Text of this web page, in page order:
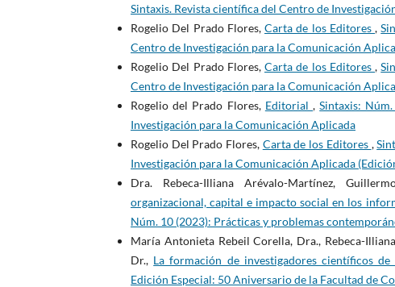
Sintaxis. Revista científica del Centro de
Rogelio Del Prado Flores, Carta de los Editores ,
Centro de Investigación para la Comunicación
Rogelio Del Prado Flores, Carta de los Editores ,
Centro de Investigación para la Comunicación
Rogelio del Prado Flores, Editorial,Sintaxis:
Investigación para la Comunicación Aplicada
Rogelio Del Prado Flores, Carta de los Editores ,
Investigación para la Comunicación Aplicada
Dra. Rebeca-Illiana Arévalo-Martínez,
organizacional, capital e impacto social en los
Núm. 10 (2023): Prácticas y problemas
María Antonieta Rebeil Corella, Dra., Rebeca-
Dr., La formación de investigadores científicos
Edición Especial: 50 Aniversario de la Facultad de